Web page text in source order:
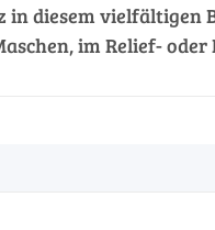
diesem vielfältigen
im Relief-